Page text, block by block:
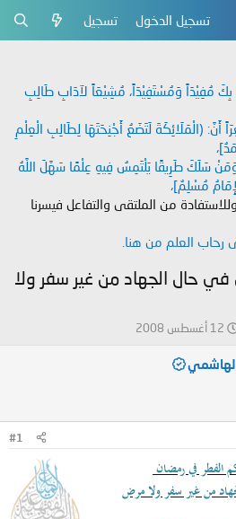
تسجيل الدخول تسجيل
مُفِيْدَاً وَمُسْتَفِيْدَاً، مُشِيْعَاً لآدَابِ طَالِبِ
أَنَّ: (الْمَلَائِكَةَ لَتَضَعُ أَجْنِحَتَهَا لِطَالِبِ الْعِلْمِ
سَلَكَ طَرِيقًا يَلْتَمِسُ فِيهِ عِلْمًا سَهَّلَ اللَّهُ
مُسْلِمٌ]،
من الملتقى والتفاعل فيسرنا
رحاب العلم من هنا.
حال الجهاد من غير سفر ولا
ت
ر
ي
ل
ء
12 أغسطس 2008
#1
الفطر في رمضان
من غير سفر ولا مرض